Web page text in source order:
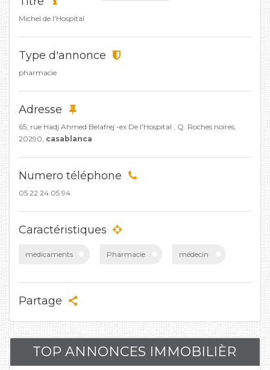
Michel de l'Hospital
Type d'annonce
pharmacie
Adresse
65, rue Hadj Ahmed Belafrej -ex De l'Hospital , Q. Roches noires,
20290, casablanca
Numero téléphone
05 22 24 05 94
Caractéristiques
médicaments Pharmacie médecin
Partage
TOP ANNONCES IMMOBILIÈR